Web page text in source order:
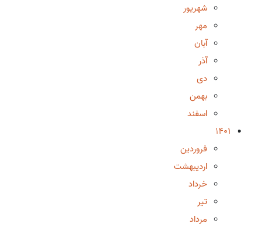
شهریور
مهر
آبان
آذر
دی
بهمن
اسفند
1401
فروردین
اردیبهشت
خرداد
تیر
مرداد